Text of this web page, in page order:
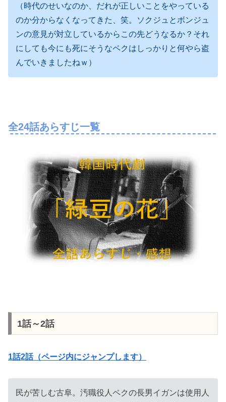
（時代のせいなのか、だれが正しいことをやっている
のか分からなくなってきた、笑。ソクジュとボンジュ
ンの意見が対立しているからこの先どうなるか？それ
にしても今にも死にそうなペクはしっかりと何やら盗
んでいきましたねｗ）
全24話あらすじ一覧
1話～2話
1話2話（ページ内にジャンプします）
民が苦しむ古阜。汚職役人ペクの長男イガンは使用人